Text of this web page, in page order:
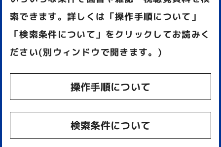
索できます。詳しくは「操作手順について」
「検索条件について」をクリックしてお読みく
ださい(別ウィンドウで開きます。)
操作手順について
検索条件について